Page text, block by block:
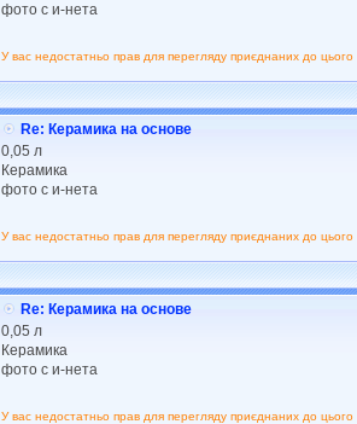
фото с и-нета
У вас недостатньо прав для перегляду приєднаних до цього
Re: Керамика на основе
0,05 л
Керамика
фото с и-нета
У вас недостатньо прав для перегляду приєднаних до цього
Re: Керамика на основе
0,05 л
Керамика
фото с и-нета
У вас недостатньо прав для перегляду приєднаних до цього